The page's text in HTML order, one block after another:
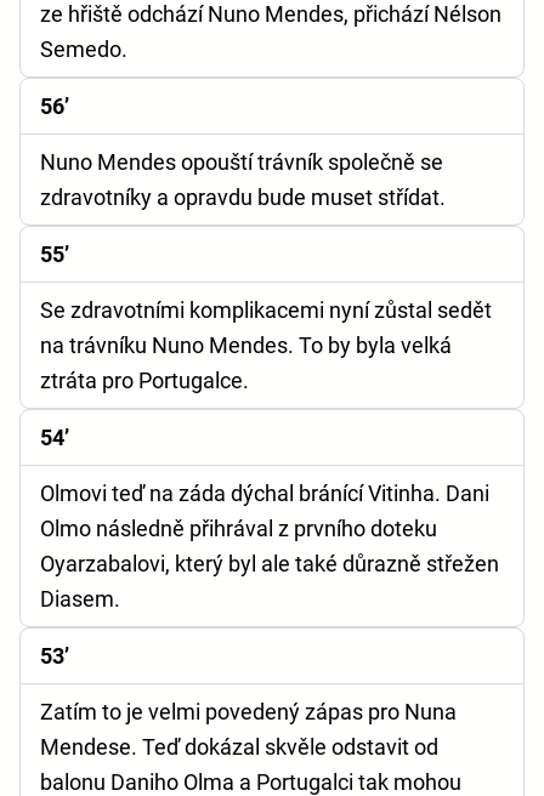
ze hřiště odchází Nuno Mendes, přichází Nélson
Semedo.
56’
Nuno Mendes opouští trávník společně se
zdravotníky a opravdu bude muset střídat.
55’
Se zdravotními komplikacemi nyní zůstal sedět
na trávníku Nuno Mendes. To by byla velká
ztráta pro Portugalce.
54’
Olmovi teď na záda dýchal bránící Vitinha. Dani
Olmo následně přihrával z prvního doteku
Oyarzabalovi, který byl ale také důrazně střežen
Diasem.
53’
Zatím to je velmi povedený zápas pro Nuna
Mendese. Teď dokázal skvěle odstavit od
balonu Daniho Olma a Portugalci tak mohou